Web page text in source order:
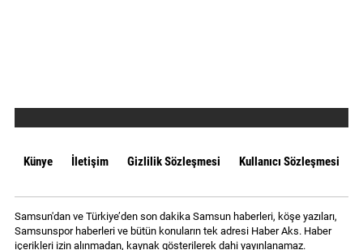
Künye İletişim Gizlilik Sözleşmesi Kullanıcı Sözleşmesi
Samsun'dan ve Türkiye’den son dakika Samsun haberleri, köşe yazıları,
Samsunspor haberleri ve bütün konuların tek adresi Haber Aks. Haber
içerikleri izin alınmadan, kaynak gösterilerek dahi yayınlanamaz.